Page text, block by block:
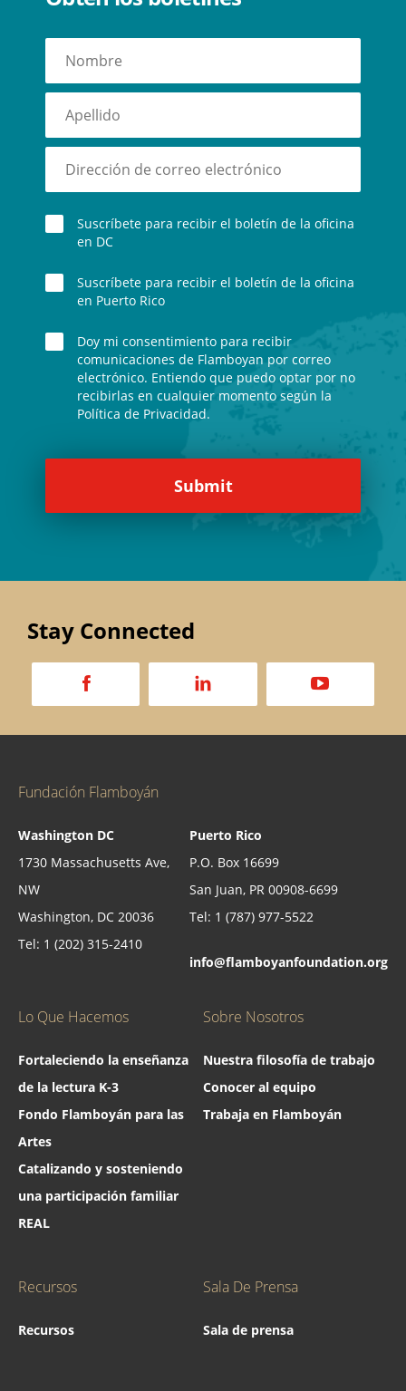
Fundación Flamboyán
Washington DC
1730 Massachusetts Ave,
NW
Washington, DC 20036
Tel: 1 (202) 315-2410
Puerto Rico
P.O. Box 16699
San Juan, PR 00908-6699
Tel: 1 (787) 977-5522
info@flamboyanfoundation.org
Lo Que Hacemos
Fortaleciendo la enseñanza
de la lectura K-3
Fondo Flamboyán para las
Artes
Catalizando y sosteniendo
una participación familiar
REAL
Sobre Nosotros
Nuestra filosofía de trabajo
Conocer al equipo
Trabaja en Flamboyán
Recursos
Recursos
Sala De Prensa
Sala de prensa
Suscríbete para recibir el boletín de la oficina
en DC
Suscríbete para recibir el boletín de la oficina
en Puerto Rico
Doy mi consentimiento para recibir
comunicaciones de Flamboyan por correo
electrónico. Entiendo que puedo optar por no
recibirlas en cualquier momento según la
Política de Privacidad.
Stay Connected
a d v